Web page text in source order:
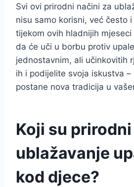
Svi ovi prirodni načini za
nisu samo korisni, već često
tijekom ovih hladnijih
da će uči u borbu protiv
jednostavnim, ali učinkovitih
ih i podijelite svoja iskustva
postane nova tradicija u
Koji su
ublažavanje
kod djece?